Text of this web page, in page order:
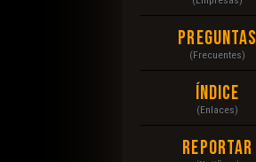
Preguntas
(Frecuentes)
Índice
(Enlaces)
Reportar